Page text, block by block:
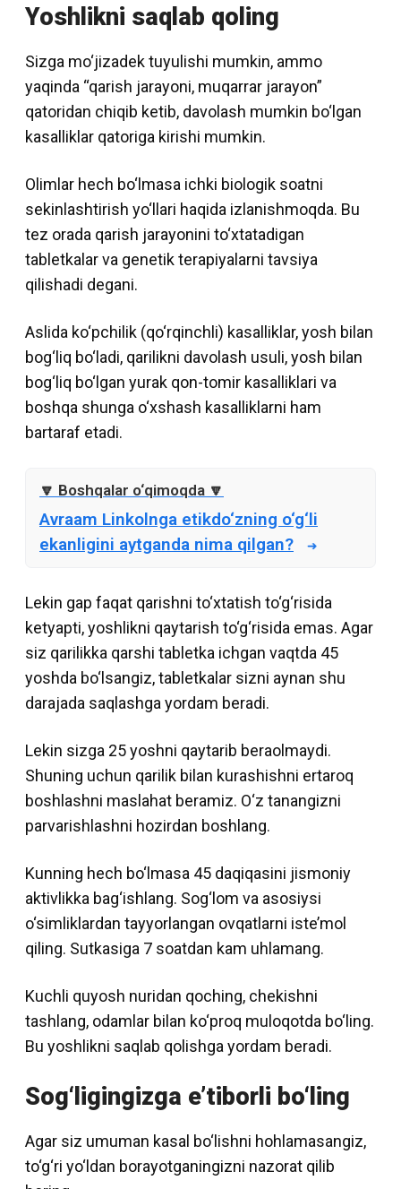
Yoshlikni saqlab qoling
Sizga mo‘jizadek tuyulishi mumkin, ammo
yaqinda “qarish jarayoni, muqarrar jarayon”
qatoridan chiqib ketib, davolash mumkin bo‘lgan
kasalliklar qatoriga kirishi mumkin.
Olimlar hech bo‘lmasa ichki biologik soatni
sekinlashtirish yo‘llari haqida izlanishmoqda. Bu
tez orada qarish jarayonini to‘xtatadigan
tabletkalar va genetik terapiyalarni tavsiya
qilishadi degani.
Aslida ko‘pchilik (qo‘rqinchli) kasalliklar, yosh bilan
bog‘liq bo‘ladi, qarilikni davolash usuli, yosh bilan
bog‘liq bo‘lgan yurak qon-tomir kasalliklari va
boshqa shunga o‘xshash kasalliklarni ham
bartaraf etadi.
Avraam Linkolnga etikdo‘zning o‘g‘li
ekanligini aytganda nima qilgan?
Lekin gap faqat qarishni to‘xtatish to‘g‘risida
ketyapti, yoshlikni qaytarish to‘g‘risida emas. Agar
siz qarilikka qarshi tabletka ichgan vaqtda 45
yoshda bo‘lsangiz, tabletkalar sizni aynan shu
darajada saqlashga yordam beradi.
Lekin sizga 25 yoshni qaytarib beraolmaydi.
Shuning uchun qarilik bilan kurashishni ertaroq
boshlashni maslahat beramiz. O‘z tanangizni
parvarishlashni hozirdan boshlang.
Kunning hech bo‘lmasa 45 daqiqasini jismoniy
aktivlikka bag‘ishlang. Sog‘lom va asosiysi
o‘simliklardan tayyorlangan ovqatlarni iste’mol
qiling. Sutkasiga 7 soatdan kam uhlamang.
Kuchli quyosh nuridan qoching, chekishni
tashlang, odamlar bilan ko‘proq muloqotda bo‘ling.
Bu yoshlikni saqlab qolishga yordam beradi.
Sog‘ligingizga e’tiborli bo‘ling
Agar siz umuman kasal bo‘lishni hohlamasangiz,
to‘g‘ri yo‘ldan borayotganingizni nazorat qilib